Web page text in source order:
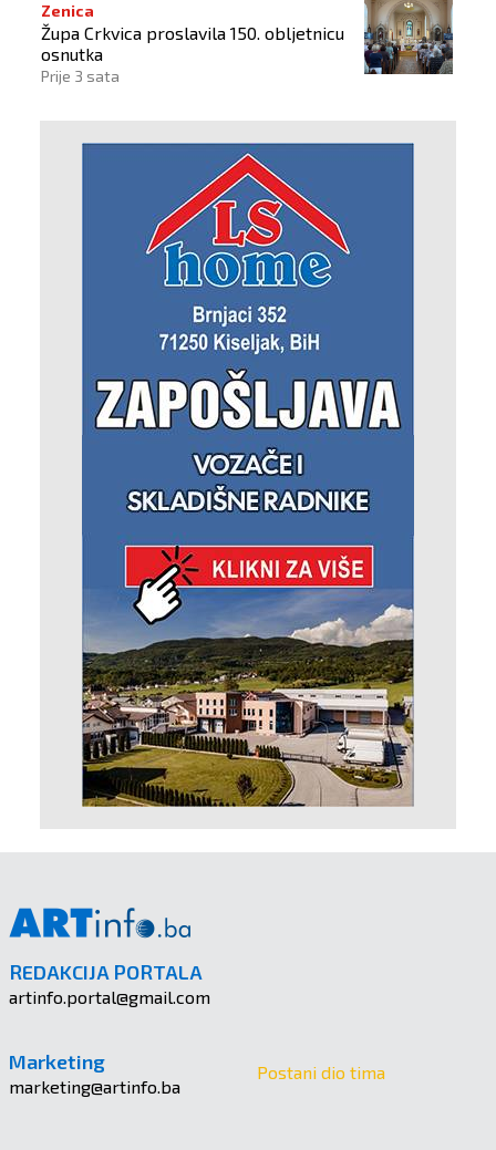
Zenica
Župa Crkvica proslavila 150. obljetnicu
osnutka
Prije 3 sata
REDAKCIJA PORTALA
artinfo.portal@gmail.com
Marketing
marketing@artinfo.ba
Postani dio tima